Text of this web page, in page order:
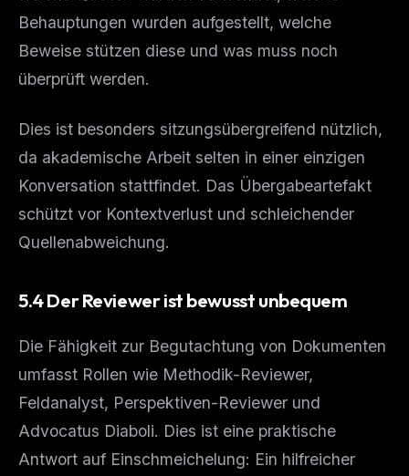
Behauptungen wurden aufgestellt, welche
Beweise stützen diese und was muss noch
überprüft werden.
Dies ist besonders sitzungsübergreifend nützlich,
da akademische Arbeit selten in einer einzigen
Konversation stattfindet. Das Übergabeartefakt
schützt vor Kontextverlust und schleichender
Quellenabweichung.
5.4 Der Reviewer ist bewusst unbequem
Die Fähigkeit zur Begutachtung von Dokumenten
umfasst Rollen wie Methodik-Reviewer,
Feldanalyst, Perspektiven-Reviewer und
Advocatus Diaboli. Dies ist eine praktische
Antwort auf Einschmeichelung: Ein hilfreicher